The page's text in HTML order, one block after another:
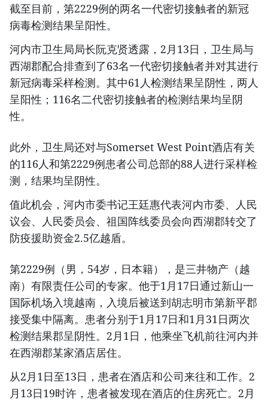
截至目前，第2229例的两名一代密切接触者的新冠
病毒检测结果呈阳性。
河内市卫生局局长阮克贤透露，2月13日，卫生局与
西湖郡配合排查到了63名一代密切接触者并对其进行
新冠病毒采样检测。其中61人检测结果呈阴性，两人
呈阳性；116名二代密切接触者的检测结果均呈阴
性。
此外，卫生局还对与Somerset West Point酒店有关
的116人和第2229例患者公司总部的88人进行采样检
测，结果均呈阴性。
值此机会，河内市委书记王廷惠代表河内市委、人民
议会、人民委员会、祖国阵线委员会向西湖郡转交了
防疫援助资金2.5亿越盾。
第2229例（男，54岁，日本籍），是三井物产（越
南）有限责任公司的专家。他于1月17日通过新山一
国际机场入境越南，入境后被送到胡志明市第新平郡
接受集中隔离。患者分别于1月17日和1月31日两次
检测结果郡呈阴性。2月1日，他乘坐飞机前往河内并
在西湖郡某家酒店居住。
从2月1日至13日，患者在酒店和公司来往和工作。2
月13日19时许，患者被发现在酒店的住房死亡。2月